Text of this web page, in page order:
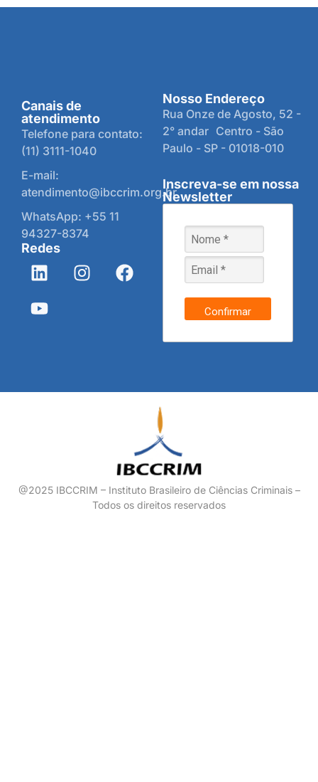
Canais de
atendimento
Telefone para contato:
(11) 3111-1040
E-mail:
atendimento@ibccrim.org.br
WhatsApp: +55 11
94327-8374
Redes
Nosso Endereço
Rua Onze de Agosto, 52 -
2° andar Centro - São
Paulo - SP - 01018-010
Inscreva-se em nossa
Newsletter
Confirmar
@2025 IBCCRIM – Instituto Brasileiro de Ciências Criminais –
Todos os direitos reservados